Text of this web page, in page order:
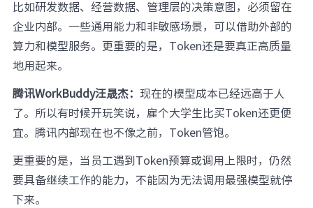
比如研发数据、经营数据、管理层的决策意图，必须留在
企业内部。一些通用能力和非敏感场景，可以借助外部的
算力和模型服务。更重要的是，Token还是要真正高质量
地用起来。
腾讯WorkBuddy汪晟杰： 现在的模型成本已经远高于人
了。所以有时候开玩笑说，雇个大学生比买Token还更便
宜。腾讯内部现在也不像之前，Token管饱。
更重要的是，当员工遇到Token预算或调用上限时，仍然
要具备继续工作的能力，不能因为无法调用最强模型就停
下来。